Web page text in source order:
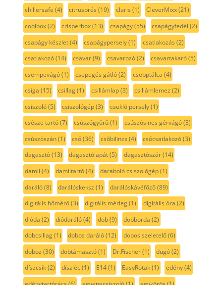
chillersafe (4) citrusprés (19) claris (1) CleverMixx(21)
coolbox(2) crisperbox(13) csapágy(55) csapágyfedél (2)
csapágy készlet(4) csapágypersely(1) csatlakozás (2)
csatlakozó(14) csavar(9) csavarozó(2) csavartakaró(5)
csempevágó(1) csepegés gátló(2) csepptálca (4)
csiga (15) csillag(1) csillámlap(3) csillámlemez (2)
csiszoló(5) csiszológép(3) csukló persely(1)
csésze tartó(7) csúszógyűrű(1) csúszósines gérvágó(3)
csúszószán(1) cső(36) csőbilincs (4) csőcsatlakozó(3)
dagasztó(13) dagasztólapát(5) dagasztószár(14)
damil (4) damiltartó(4) daraboló csiszológép(1)
daráló(8) darálóskeksz (1) darálóskávéfőző(89)
digitális hőmérő(3) digitális mérleg(1) digitális óra (2)
dióda (2) diódaráló(4) dob(9) dobborda (2)
dobcsillag(1) dobos daráló(12) dobos szeletelő(6)
doboz (30) dobtámasztó(1) Dr.Fischer(1) dugó(2)
díszcsík(2) díszléc(1) E14(1) EasyRotak(1) edény(4)